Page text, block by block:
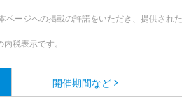
ージへの掲載の許諾をいただき、提供され
税表示です。
開催期間など